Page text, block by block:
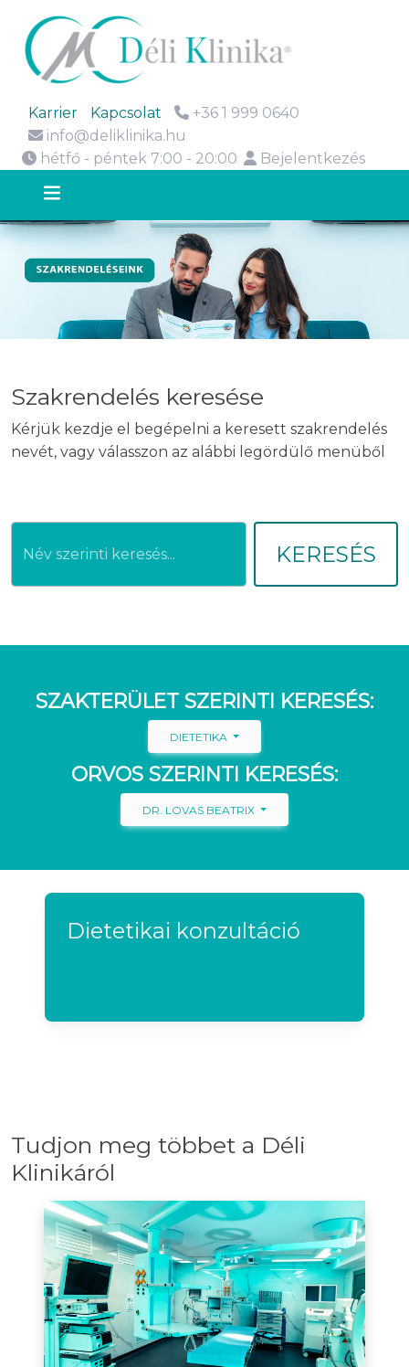
Karrier Kapcsolat
+36 1 999 0640
info@deliklinika.hu
hétfő - péntek 7:00 - 20:00
Bejelentkezés
Szakrendelés keresése
Kérjük kezdje el begépelni a keresett szakrendelés
nevét, vagy válasszon az alábbi legördülő menüből
KERESÉS
SZAKTERÜLET SZERINTI KERESÉS:
DIETETIKA
ORVOS SZERINTI KERESÉS:
DR. LOVAS BEATRIX
Dietetikai konzultáció
Tudjon meg többet a Déli
Klinikáról